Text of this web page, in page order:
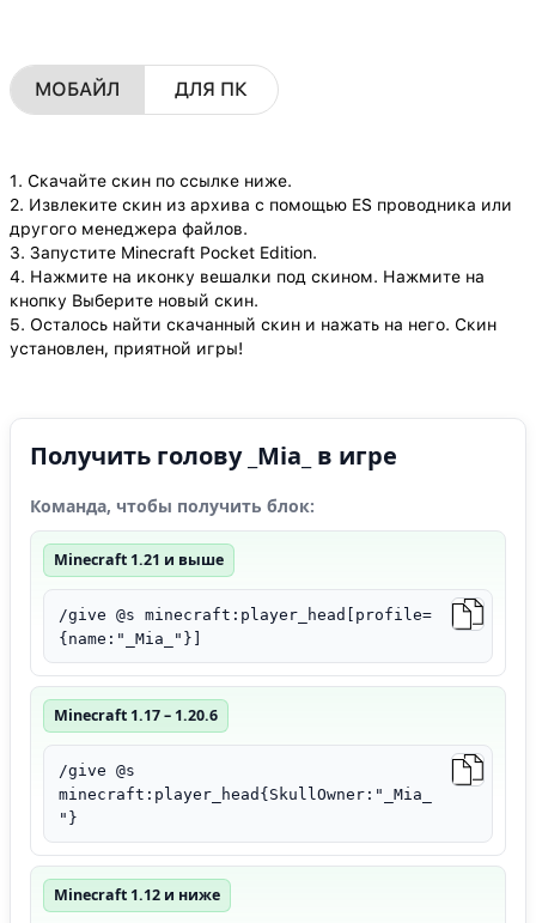
МОБАЙЛ ДЛЯ ПК
1. Скачайте скин по ссылке ниже.
2. Извлеките скин из архива с помощью ES проводника или
другого менеджера файлов.
3. Запустите Minecraft Pocket Edition.
4. Нажмите на иконку вешалки под скином. Нажмите на
кнопку Выберите новый скин.
5. Осталось найти скачанный скин и нажать на него. Скин
установлен, приятной игры!
Получить голову _Mia_ в игре
Команда, чтобы получить блок:
Minecraft 1.21 и выше
/give @s minecraft:player_head[profile=
{name:"_Mia_"}]
Minecraft 1.17 – 1.20.6
/give @s
minecraft:player_head{SkullOwner:"_Mia_
"}
Minecraft 1.12 и ниже